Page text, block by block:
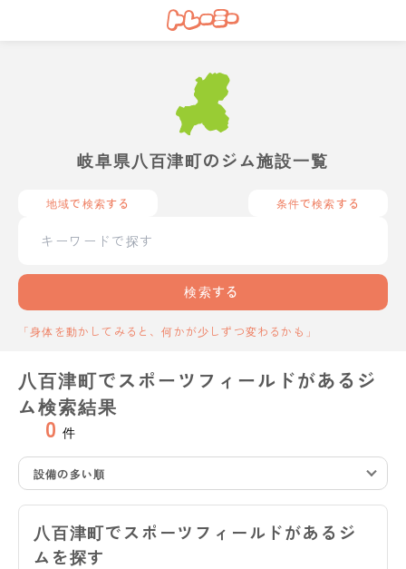
岐阜県八百津町のジム施設一覧
地域で検索する 条件で検索する
検索する
「身体を動かしてみると、何かが少しずつ変わるかも」
八百津町でスポーツフィールドがあるジ
ム検索結果
0 件
設備の多い順
八百津町でスポーツフィールドがあるジ
ムを探す